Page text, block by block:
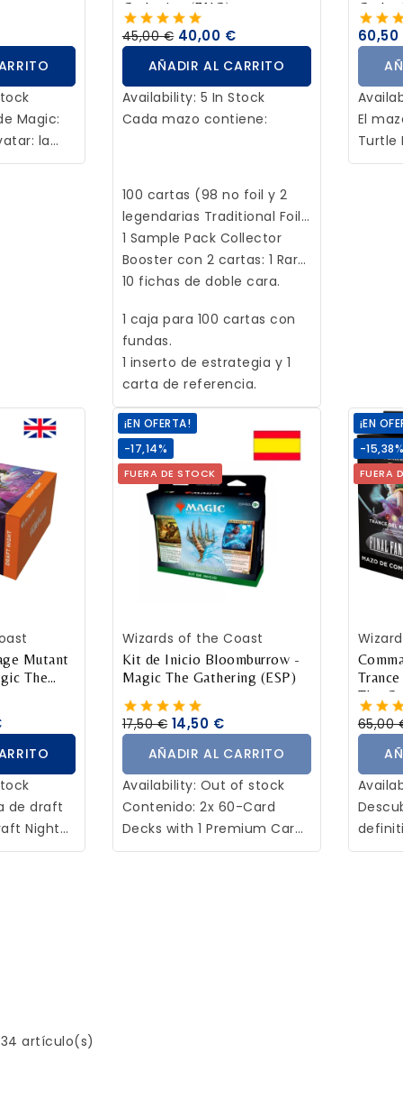
para
en
que buscan ampliar su
colección con arte variado
y tierras de calidad. Ideal
para garantizar que nunca
falten los recursos
esenciales en cada partida.
Magic:
la
The Black
Gathering (ENG)
45,00 € 40,00 €
AÑADIR AL CARRITO
Availability: 5 In Stock
Cada mazo contiene:
100 cartas (98 no foil y 2
legendarias Traditional Foil
Borderless).
1 Sample Pack Collector
Booster con 2 cartas: 1 Rara
o superior con marco
Infrecuente en Traditional
Foil.
10 fichas de doble cara.
1 caja para 100 cartas con
fundas.
1 inserto de estrategia y 1
carta de referencia.
El
Turtle
Mutant
The
de draft
Night
para
quien
¡EN OFERTA!
-17,14%
FUERA DE STOCK
AÑADIR AL CARRITO
Wizards of the Coast
Kit de Inicio Bloomburrow -
Magic The Gathering (ESP)
17,50 € 14,50 €
AÑADIR AL CARRITO
Availability: Out of stock
Contenido: 2x 60-Card
Decks with 1 Premium Card
in each Deck, 2 Speciality
¡EN
-15,38%
FUERA
The
65,00
34 artículo(s)